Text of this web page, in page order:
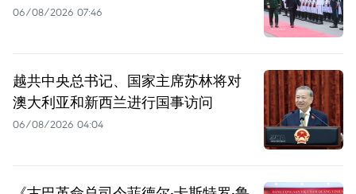
06/08/2026 07:46
越共中央总书记、国家主席苏林将对
澳大利亚和新西兰进行国事访问
06/08/2026 04:04